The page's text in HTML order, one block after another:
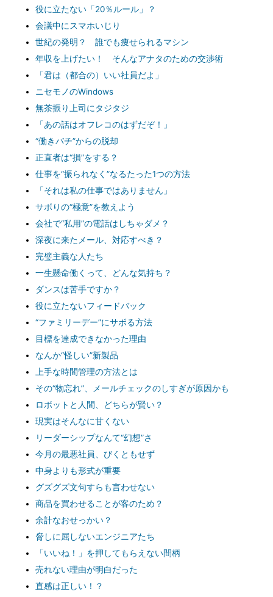
役に立たない「20％ルール」？
会議中にスマホいじり
世紀の発明？ 誰でも痩せられるマシン
年収を上げたい！ そんなアナタのための交渉術
「君は（都合の）いい社員だよ」
ニセモノのWindows
無茶振り上司にタジタジ
「あの話はオフレコのはずだぞ！」
“働きバチ”からの脱却
正直者は“損”をする？
仕事を“振られなく”なるたった1つの方法
「それは私の仕事ではありません」
サボりの“極意”を教えよう
会社で“私用”の電話はしちゃダメ？
深夜に来たメール、対応すべき？
完璧主義な人たち
一生懸命働くって、どんな気持ち？
ダンスは苦手ですか？
役に立たないフィードバック
“ファミリーデー”にサボる方法
目標を達成できなかった理由
なんか“怪しい”新製品
上手な時間管理の方法とは
その“物忘れ”、メールチェックのしすぎが原因かも
ロボットと人間、どちらが賢い？
現実はそんなに甘くない
リーダーシップなんて“幻想”さ
今月の最悪社員、びくともせず
中身よりも形式が重要
グズグズ文句すらも言わせない
商品を買わせることが客のため？
余計なおせっかい？
脅しに屈しないエンジニアたち
「いいね！」を押してもらえない間柄
売れない理由が明白だった
直感は正しい！？